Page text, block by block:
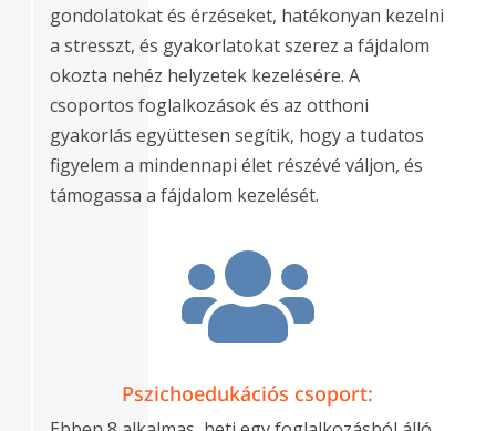
gondolatokat és érzéseket, hatékonyan kezelni
a stresszt, és gyakorlatokat szerez a fájdalom
okozta nehéz helyzetek kezelésére. A
csoportos foglalkozások és az otthoni
gyakorlás együttesen segítik, hogy a tudatos
figyelem a mindennapi élet részévé váljon, és
támogassa a fájdalom kezelését.

Pszichoedukációs csoport: